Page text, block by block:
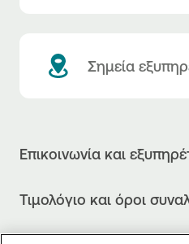
Σημεία
Επικοινωνία και
Τιμολόγιο και όροι
Τιμολόγιο της Τράπεζας